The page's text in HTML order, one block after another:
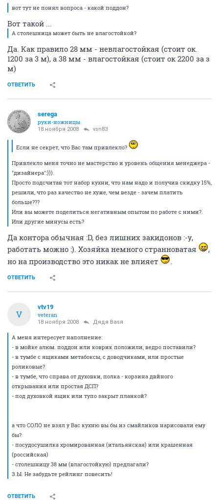
вот тут не понял вопроса - какой поддон?
Вот такой ...
А столешница может быть не влагостойкой?
Да. Как правило 28 мм - невлагостойкая (стоит ок.
1200 за 3 м), а 38 мм - влагостойкая (стоит ок 2200 за з
м)
ОТВЕТИТЬ
serega
руки-ножницы
18 ноября 2008 vsn83
Если не секрет, что Вас там привлекло?
Привлекло меня точно не мастерство и уровень общения менеджера -
"дизайнера":))).
Просто подсчитав тот набор кухни, что нам надо и получив скидку 15%,
решили, что раз качество не хуже, чем везде - зачем платить
больше???
Или вы можете поделиться негативным опытом по работе с ними?
Или другие минусы есть?
Да контора обычная :D, без лишних закидонов :-y,
работать можно :). Хозяйка немного странноватая
,
но на производство это никак не влияет
.
ОТВЕТИТЬ
V
vtv19
veteran
18 ноября 2008 Дядя Ваsя
А меня интересует наполнение:
- в мойке алюм. поддон или коврик положили, ведро поставили?
- в тумбе с ящиками метабоксы, с доводчиками, или простые
роликовые?
- в тумбе, что справа от духовки, полка - корзина двйного
открывания или простая ДСП?
- под духовкой ящик или тупо закрыт планкой?
а что СОЛО не взял у Вас кухню вы бы из смайликов нарисовали ему
бы?
- посудосушилка хромированная (итальянская) или крашенная
(российская)
- столешницу 38 мм (влагостойкую) предлагали?
З.Ы. Не забудьте рейлинг повесить!
ОТВЕТИТЬ